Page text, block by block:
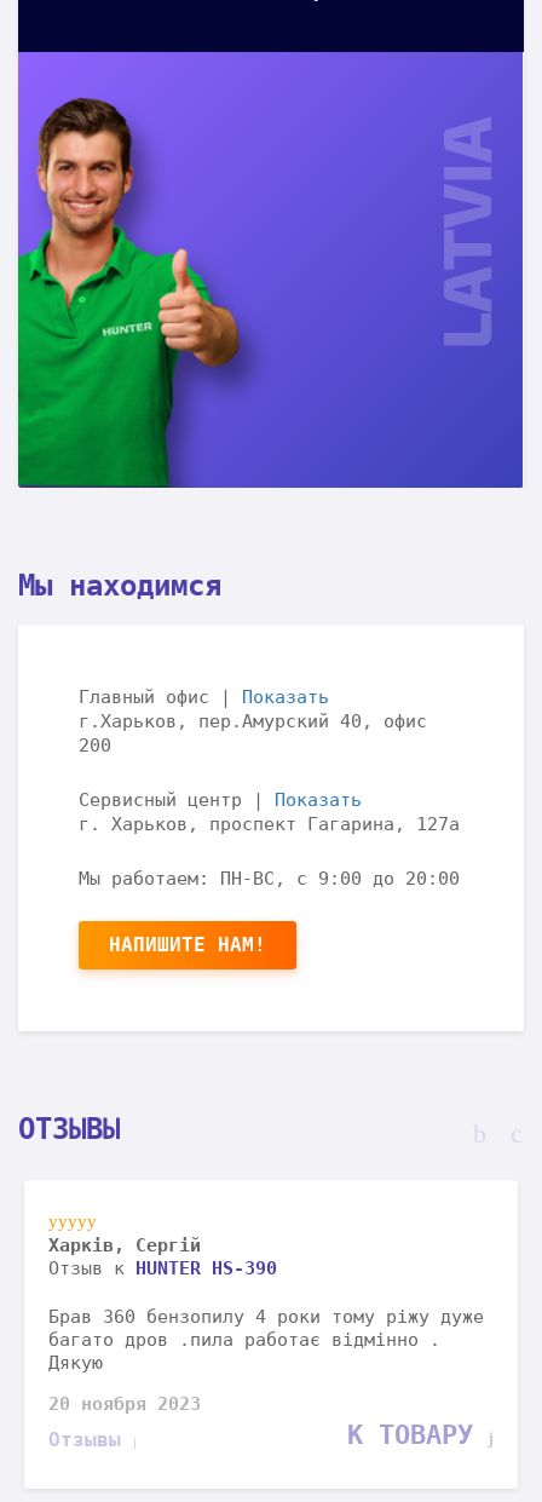
Мы находимся
Главный офис | Показать
г.Харьков, пер.Амурский 40, офис
200
Сервисный центр | Показать
г. Харьков, проспект Гагарина, 127а
Мы работаем: ПН-ВС, с 9:00 до 20:00
НАПИШИТЕ НАМ!
ОТЗЫВЫ
Сергій
HUNTER HS-390
бензопилу 4 роки тому ріжу дуже
дров .пила работає відмінно .
2023
К ТОВАРУ
Аппарат
Отзывы